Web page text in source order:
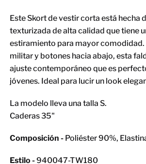
Este Skort de vestir corta está hecha
texturizada de alta calidad que tiene
estiramiento para mayor comodidad.
militar y botones hacia abajo, esta
ajuste contemporáneo que es
jóvenes. Ideal para lucir un look
La modelo lleva una talla S.
Caderas 35"
Composición - Poliéster 90%,
Estilo -940047-TW180